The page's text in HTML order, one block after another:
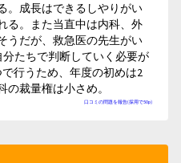
口コミの問題を報告(採用で50p)
。成長はできるしやりがい
る。また当直中は内科、外
うだが、救急医の先生がい
たちで判断していく必要が
行うため、年度の初めは2
裁量権は小さめ。